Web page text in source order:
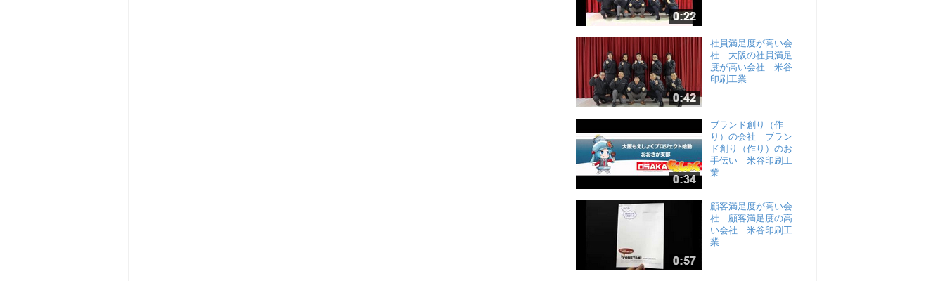
社員満足度が高い会
社 大阪の社員満足
度が高い会社 米谷
印刷工業
ブランド創り（作
り）の会社 ブラン
ド創り（作り）のお
手伝い 米谷印刷工
業
顧客満足度が高い会
社 顧客満足度の高
い会社 米谷印刷工
業